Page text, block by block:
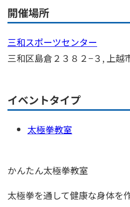
開催場所
三和スポーツセンター
三和区島倉２３８２−３, 上越
イベントタイプ
太極拳教室
かんたん太極拳教室
太極拳を通して健康な身体を